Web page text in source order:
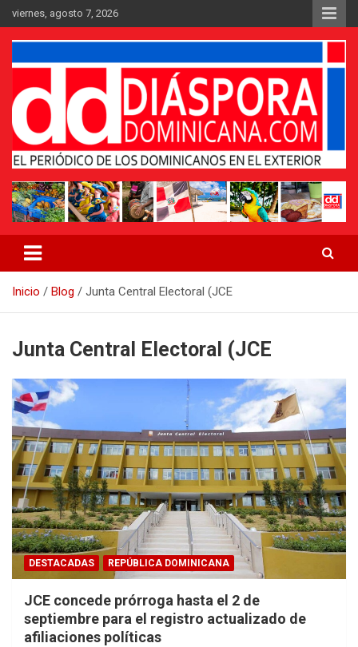
Saltar
al
contenido
viernes, agosto 7, 2026
Periódico Diáspora Dominicana
Inicio Blog Junta Central Electoral (JCE
Junta Central Electoral (JCE
DESTACADAS REPÚBLICA DOMINICANA
JCE concede prórroga hasta el 2 de
septiembre para el registro actualizado de
afiliaciones políticas